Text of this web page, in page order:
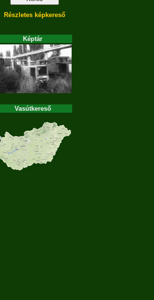
Részletes képkereső
Képtár
Vasútkereső